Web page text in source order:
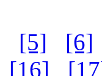
[5]
[6]
[16]